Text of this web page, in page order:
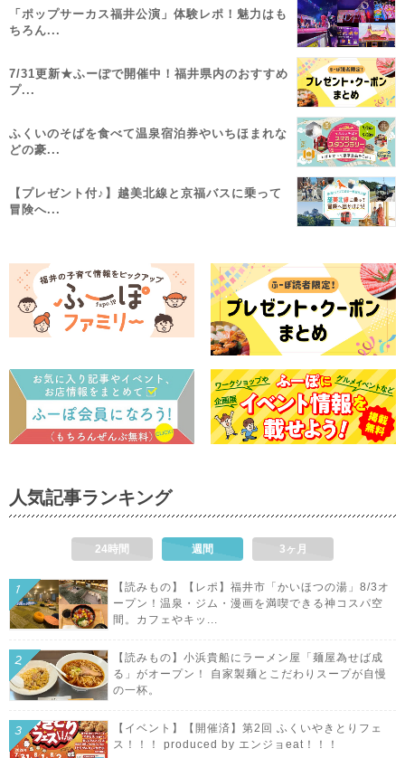
「ポップサーカス福井公演」体験レポ！魅力はも
ちろん...
7/31更新★ふーぽで開催中！福井県内のおすすめ
プ...
ふくいのそばを食べて温泉宿泊券やいちほまれな
どの豪...
【プレゼント付♪】越美北線と京福バスに乗って
冒険へ...
人気記事ランキング
24時間 週間 3ヶ月
【読みもの】【レポ】福井市「かいほつの湯」8/3オ
ープン！温泉・ジム・漫画を満喫できる神コスパ空
間。カフェやキッ...
【読みもの】小浜貴船にラーメン屋「麺屋為せば成
る」がオープン！ 自家製麺とこだわりスープが自慢
の一杯。
【イベント】【開催済】第2回 ふくいやきとりフェ
ス！！！ produced by エンジョeat！！！